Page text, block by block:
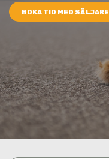
BOKA TID MED SÄLJARE